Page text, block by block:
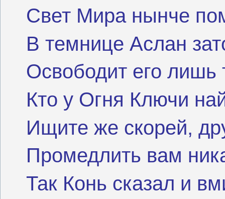
Свет Мира нынче
В темнице Аслан
Освободит его лишь
Кто у Огня Ключи
Ищите же скорей,
Промедлить вам
Так Конь сказал и